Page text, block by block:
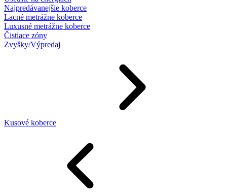
Najpredávanejšie koberce
Lacné metrážne koberce
Luxusné metrážne koberce
Čistiace zóny
Zvyšky/Výpredaj
Kusové koberce